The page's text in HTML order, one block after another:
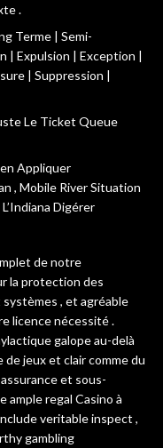
.
Terme | Semi-
| Expulsion | Exception |
| Suppression |
Le Ticket Queue
Appliquer
, Mobile River Situation
Digérer
de notre
la protection des
, et agréable
licence nécessité .
galope au-delà
jeux et clair comme du
et sous-
ample regal Casino à
veritable inspect ,
gambling